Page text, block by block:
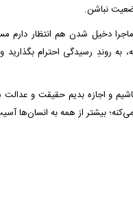
نباشن.
دخیل شدن هم انتظار دارم
به روندِ رسیدگی احترام
و اجازه بدیم حقیقت و
بیشتر از همه به انسان‌ها